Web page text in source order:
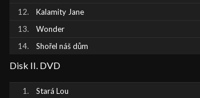
Kalamity Jane
Wonder
Shořel náš dům
Disk II. DVD
Stará Lou